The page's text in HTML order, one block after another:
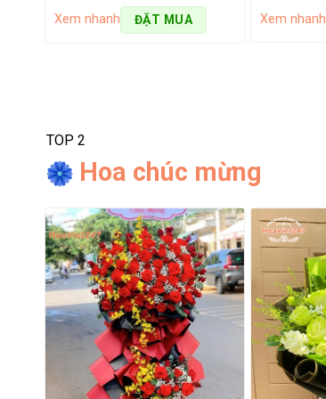
Xem nhanh ĐẶT MUA Xem nhanh
TOP 2
Hoa chúc mừng